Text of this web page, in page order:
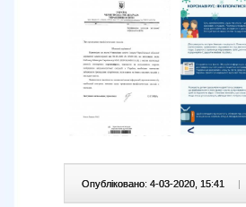
Опубліковано: 4-03-2020, 15:41 |